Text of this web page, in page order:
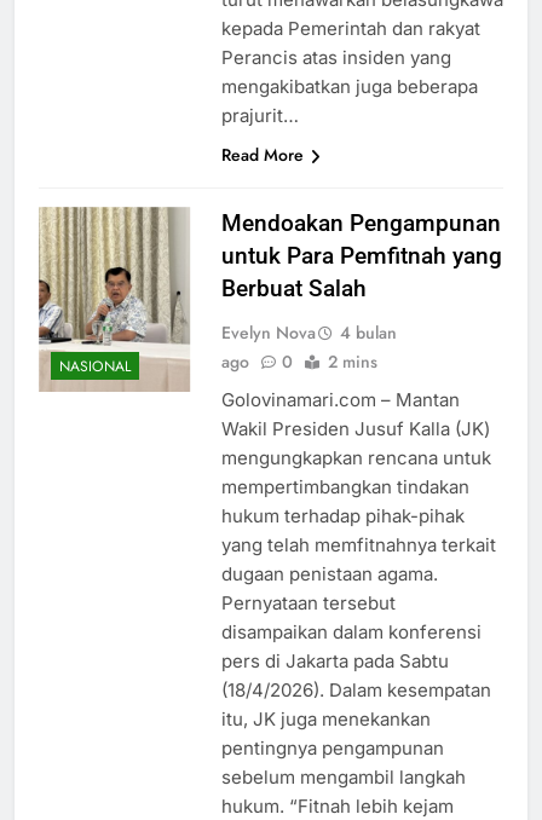
kepada Pemerintah dan rakyat
Perancis atas insiden yang
mengakibatkan juga beberapa
prajurit…
Read More
NASIONAL
Mendoakan Pengampunan
untuk Para Pemfitnah yang
Berbuat Salah
Evelyn Nova
4 bulan
ago
0 2 mins
Golovinamari.com – Mantan
Wakil Presiden Jusuf Kalla (JK)
mengungkapkan rencana untuk
mempertimbangkan tindakan
hukum terhadap pihak-pihak
yang telah memfitnahnya terkait
dugaan penistaan agama.
Pernyataan tersebut
disampaikan dalam konferensi
pers di Jakarta pada Sabtu
(18/4/2026). Dalam kesempatan
itu, JK juga menekankan
pentingnya pengampunan
sebelum mengambil langkah
hukum. “Fitnah lebih kejam